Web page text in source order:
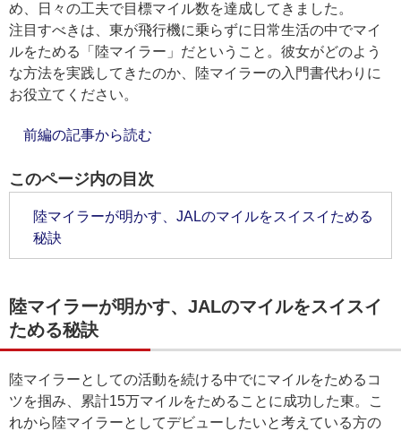
め、日々の工夫で目標マイル数を達成してきました。
注目すべきは、東が飛行機に乗らずに日常生活の中でマイ
ルをためる「陸マイラー」だということ。彼女がどのよう
な方法を実践してきたのか、陸マイラーの入門書代わりに
お役立てください。
前編の記事から読む
このページ内の目次
陸マイラーが明かす、JALのマイルをスイスイためる
秘訣
陸マイラーが明かす、JALのマイルをスイスイ
ためる秘訣
陸マイラーとしての活動を続ける中でにマイルをためるコ
ツを掴み、累計15万マイルをためることに成功した東。こ
れから陸マイラーとしてデビューしたいと考えている方の